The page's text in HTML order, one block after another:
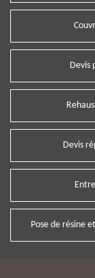
Devis
Devis
Pose de résine